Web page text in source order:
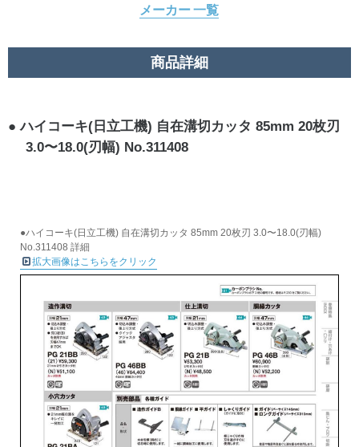
メーカー 一覧
商品詳細
ハイコーキ(日立工機) 自在溝切カッタ 85mm 20枚刃
3.0〜18.0(刃幅) No.311408
●ハイコーキ(日立工機) 自在溝切カッタ 85mm 20枚刃 3.0〜18.0(刃幅)
No.311408 詳細
拡大画像はこちらをクリック